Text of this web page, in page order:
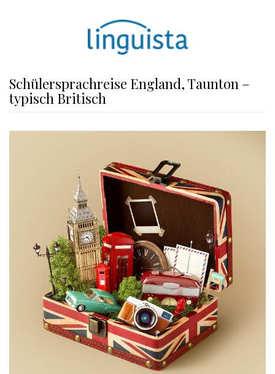
Schülersprachreise England, Taunton –
typisch Britisch